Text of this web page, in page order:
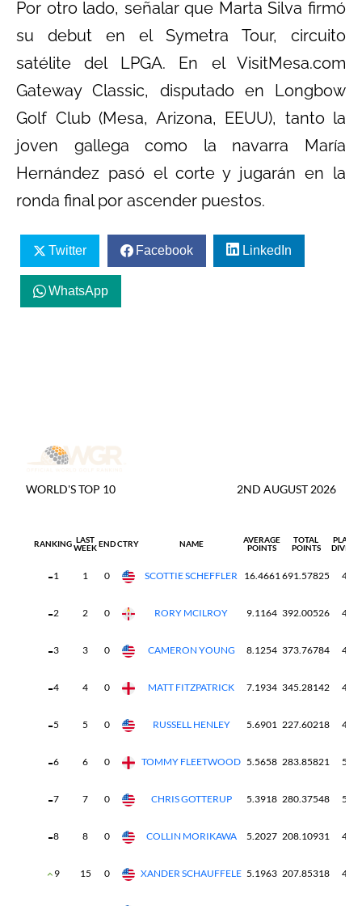
Por otro lado, señalar que Marta Silva firmó
su debut en el Symetra Tour, circuito
satélite del LPGA. En el VisitMesa.com
Gateway Classic, disputado en Longbow
Golf Club (Mesa, Arizona, EEUU), tanto la
joven gallega como la navarra María
Hernández pasó el corte y jugarán en la
ronda final por ascender puestos.
Twitter Facebook LinkedIn
WhatsApp